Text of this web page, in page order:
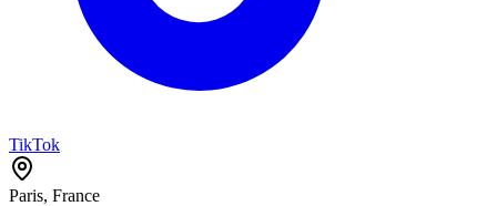
TikTok
Paris, France